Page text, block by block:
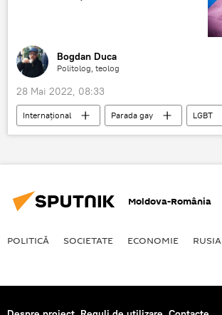
Bogdan Duca
Politolog, teolog
28 Mai 2022, 08:33
Internaţional Parada gay
LGBT
Variola maimuței
Moldova-România
POLITICĂ SOCIETATE ECONOMIE RUSIA